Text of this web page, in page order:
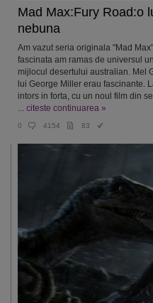
Mad Max:Fury Road:o
nebuna
Am vazut seria originala "Mad
fascinata am ramas de universul
mijlocul desertului australian. Mel
lui George Miller erau fascinante.
intors in forta, cu un noul film din
... citeste continuarea »
0 4154 83